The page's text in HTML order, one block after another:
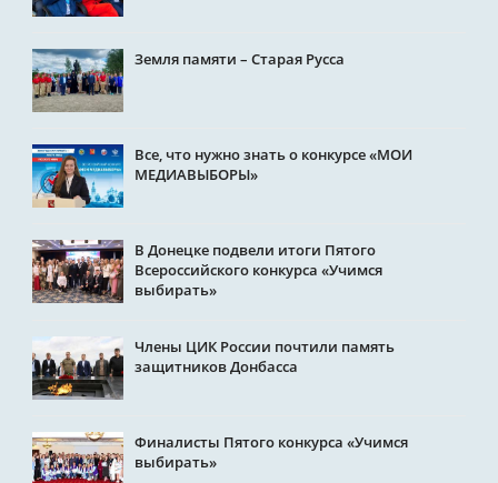
Земля памяти – Старая Русса
Все, что нужно знать о конкурсе «МОИ
МЕДИАВЫБОРЫ»
В Донецке подвели итоги Пятого
Всероссийского конкурса «Учимся
выбирать»
Члены ЦИК России почтили память
защитников Донбасса
Финалисты Пятого конкурса «Учимся
выбирать»